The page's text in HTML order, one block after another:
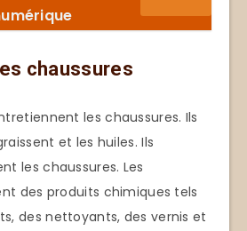
chaussures
les chaussures. Ils
et les huiles. Ils
les chaussures. Les
des produits chimiques tels
des nettoyants, des vernis et